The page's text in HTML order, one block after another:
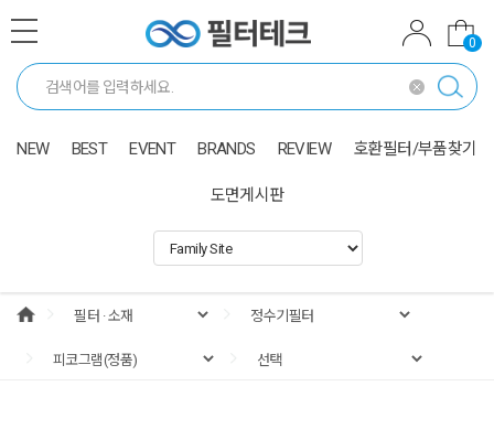
0
NEW BEST EVENT BRANDS REVIEW 호환필터/부품찾기
도면게시판